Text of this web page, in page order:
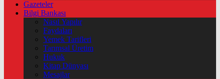
Gazeteler
Bilgi Bankası
Nasıl Yapılır
Faydaları
Yemek Tarifleri
Tarımsal Üretim
Hukuk
Kitap Dünyası
Mesajlar